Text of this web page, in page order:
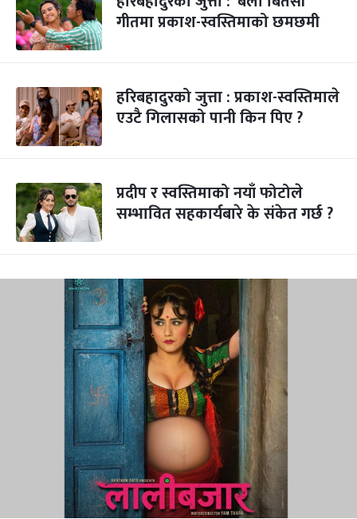
गीतमा प्रकाश-स्वस्तिमाको छमछमी
हरिबहादुरको जुत्ता : प्रकाश-स्वस्तिमाले
एउटै गिलासको पानी किन पिए ?
प्रदीप र स्वस्तिमाको नयाँ फोटोले
सम्भावित सहकार्यबारे के संकेत गर्छ ?